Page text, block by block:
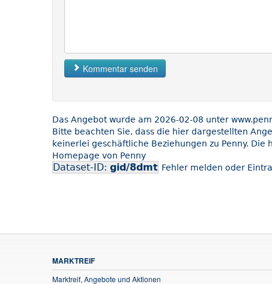
Kommentar senden
Das Angebot wurde am 2026-02-08 unter
Bitte beachten Sie, dass die hier dargestellten
keinerlei geschäftliche Beziehungen zu Penny.
Homepage von Penny
Dataset-ID: gid/8dmt Fehler melden oder
MARKTREIF
Marktreif, Angebote und Aktionen